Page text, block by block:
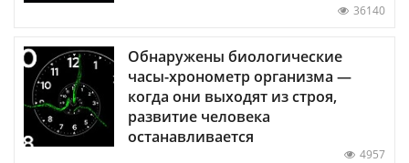
36140
Обнаружены биологические
часы-хронометр организма —
когда они выходят из строя,
развитие человека
останавливается
4957